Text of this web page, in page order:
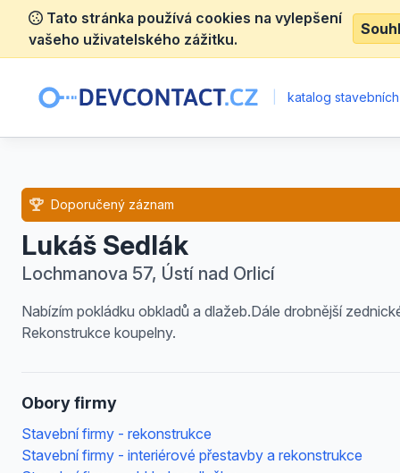
Tato stránka používá cookies na vylepšení
vašeho uživatelského zážitku.
katalog
Lukáš Sedlák
Lochmanova 57, Ústí nad Orlicí
Doporučený záznam
Nabízím pokládku obkladů a dlažeb.Dále drobnější
Rekonstrukce koupelny.
Obory firmy
Stavební firmy - rekonstrukce
Stavební firmy - interiérové přestavby a rekonstrukce